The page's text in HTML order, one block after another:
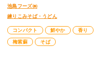
池島フーズ㈱
練りこみそば・うどん
コンパクト 鮮やか
香り
梅紫蘇
そば